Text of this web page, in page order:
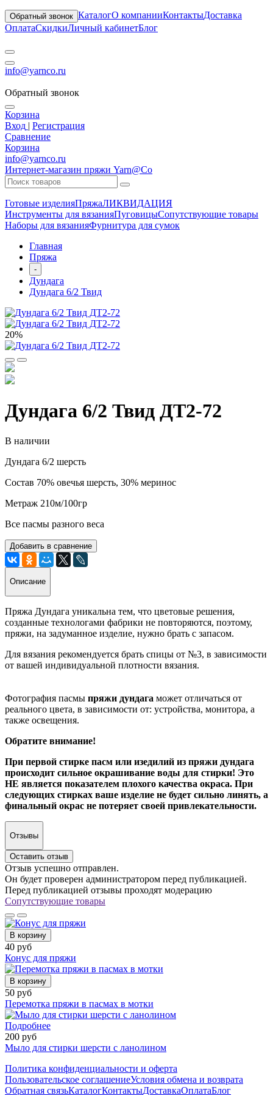
Обратный звонок КаталогО компанииКонтактыДоставка
ОплатаСкидкиЛичный кабинетБлог
info@yarnco.ru
Обратный звонок
Корзина
Вход | Регистрация
Сравнение
Корзина
info@yarnco.ru
Интернет-магазин пряжи Yarn@Co
Готовые изделияПряжаЛИКВИДАЦИЯ
Инструменты для вязанияПуговицыСопутствующие товары
Наборы для вязанияФурнитура для сумок
Главная
Пряжа
-
Дундага
Дундага 6/2 Твид
20%
Дундага 6/2 Твид ДТ2-72
В наличии
Дундага 6/2 шерсть
Состав 70% овечья шерсть, 30% меринос
Метраж 210м/100гр
Все пасмы разного веса
Добавить в сравнение
Описание
Пряжа Дундага уникальна тем, что цветовые решения,
созданные технологами фабрики не повторяются, поэтому,
пряжи, на задуманное изделие, нужно брать с запасом.
Для вязания рекомендуется брать спицы от №3, в зависимости
от вашей индивидуальной плотности вязания.
Фотография пасмы пряжи дундага может отличаться от
реального цвета, в зависимости от: устройства, монитора, а
также освещения.
Обратите внимание!
При первой стирке пасм или изедилий из пряжи дундага
происходит сильное окрашивание воды для стирки! Это
НЕ является показателем плохого качества окраса. При
следующих стирках ваше изделие не будет сильно линять, а
финальный окрас не потеряет своей привлекательности.
Отзывы
Оставить отзыв
Отзыв успешно отправлен.
Он будет проверен администратором перед публикацией.
Перед публикацией отзывы проходят модерацию
Сопутствующие товары
В корзину
40 руб
Конус для пряжи
В корзину
50 руб
Перемотка пряжи в пасмах в мотки
Подробнее
200 руб
Мыло для стирки шерсти с ланолином
Политика конфиденциальности и оферта
Пользовательское соглашениеУсловия обмена и возврата
Обратная связьКаталогКонтактыДоставкаОплатаБлог